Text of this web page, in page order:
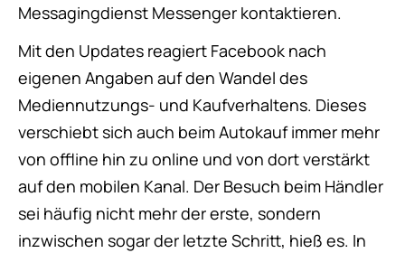
Messagingdienst Messenger kontaktieren.
Mit den Updates reagiert Facebook nach
eigenen Angaben auf den Wandel des
Mediennutzungs- und Kaufverhaltens. Dieses
verschiebt sich auch beim Autokauf immer mehr
von offline hin zu online und von dort verstärkt
auf den mobilen Kanal. Der Besuch beim Händler
sei häufig nicht mehr der erste, sondern
inzwischen sogar der letzte Schritt, hieß es. In